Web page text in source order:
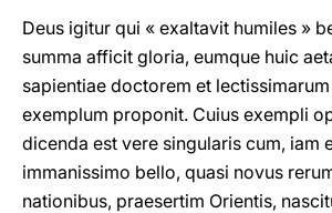
Deus igitur qui « exaltavit humiles »
summa afficit gloria, eumque huic
sapientiae doctorem et
exemplum proponit. Cuius exempli
dicenda est vere singularis cum, iam
immanissimo bello, quasi novus
nationibus, praesertim Orientis,